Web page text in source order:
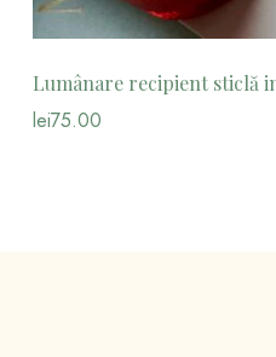
Lumânare recipient sticlă
lei75.00